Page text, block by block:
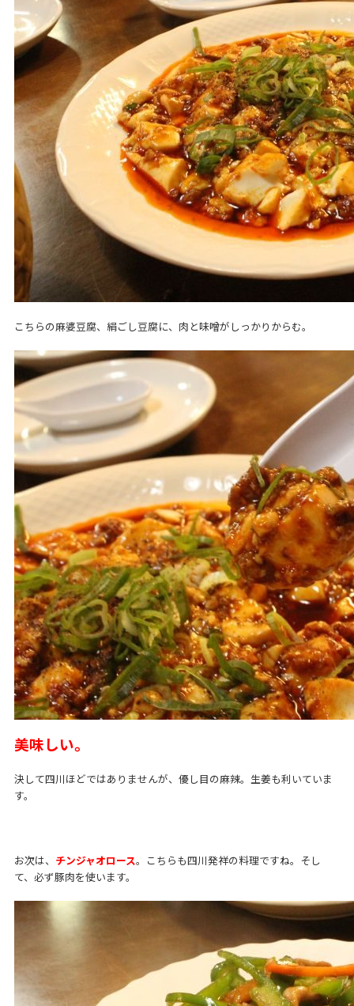
こちらの麻婆豆腐、絹ごし豆腐に、肉と味噌がしっかりからむ。
美味しい。
決して四川ほどではありませんが、優し目の麻辣。生姜も利いていま
す。
お次は、 チンジャオロース。こちらも四川発祥の料理ですね。そし
て、必ず豚肉を使います。